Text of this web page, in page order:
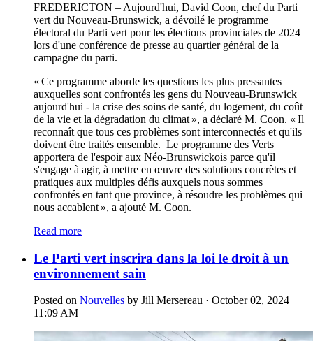
FREDERICTON – Aujourd'hui, David Coon, chef du Parti
vert du Nouveau-Brunswick, a dévoilé le programme
électoral du Parti vert pour les élections provinciales de 2024
lors d'une conférence de presse au quartier général de la
campagne du parti.
« Ce programme aborde les questions les plus pressantes
auxquelles sont confrontés les gens du Nouveau-Brunswick
aujourd'hui - la crise des soins de santé, du logement, du coût
de la vie et la dégradation du climat », a déclaré M. Coon. « Il
reconnaît que tous ces problèmes sont interconnectés et qu'ils
doivent être traités ensemble. Le programme des Verts
apportera de l'espoir aux Néo-Brunswickois parce qu'il
s'engage à agir, à mettre en œuvre des solutions concrètes et
pratiques aux multiples défis auxquels nous sommes
confrontés en tant que province, à résoudre les problèmes qui
nous accablent », a ajouté M. Coon.
Read more
Le Parti vert inscrira dans la loi le droit à un
environnement sain
Posted on Nouvelles by Jill Mersereau · October 02, 2024
11:09 AM